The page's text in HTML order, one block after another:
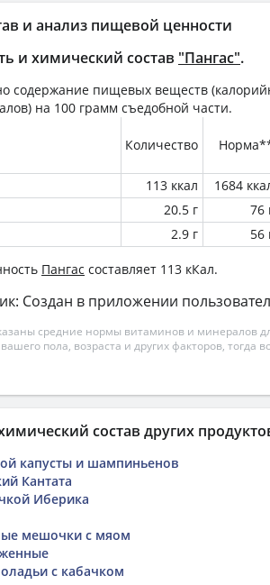
и анализ пищевой ценности
и химический состав "Пангас".
содержание пищевых веществ
на 100 грамм съедобной части.
Количество
113 ккал 1684
20.5 г 76
2.9 г 56
Пангас составляет 113 кКал.
Создан в приложении
средние нормы витаминов и минералов
пола, возраста и других факторов, тогда
состав других
капусты и шампиньенов
Кантата
Иберика
мешочки с мяом
с кабачком